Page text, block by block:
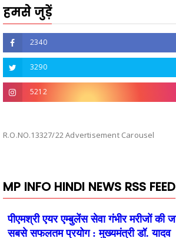
हमसे जुड़ें
2340
3290
5212
R.O.NO.13327/22 Advertisement Carousel
MP INFO HINDI NEWS RSS FEED